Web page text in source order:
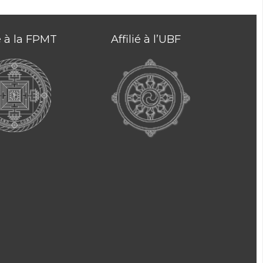
à la FPMT Affilié à l’UBF